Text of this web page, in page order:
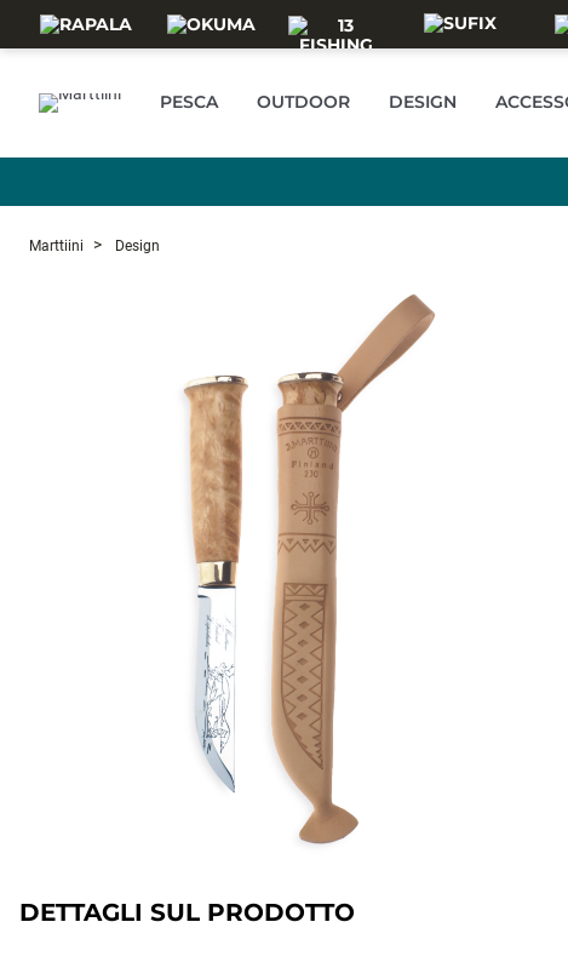
PESCA OUTDOOR DESIGN
Marttiini Design
DETTAGLI SUL PRODOTTO